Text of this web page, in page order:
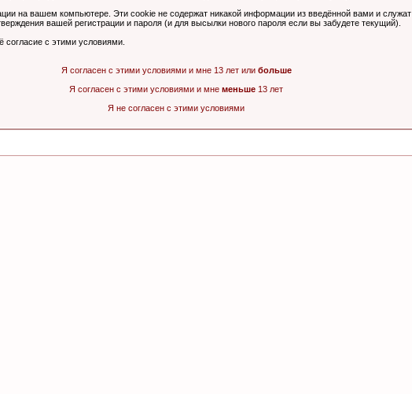
на вашем компьютере. Эти cookie не содержат никакой информации из введённой вами и
вашей регистрации и пароля (и для высылки нового пароля если вы забудете текущий).
согласие с этими условиями.
Я согласен с этими условиями и мне 13 лет или больше
Я согласен с этими условиями и мне меньше 13 лет
Я не согласен с этими условиями